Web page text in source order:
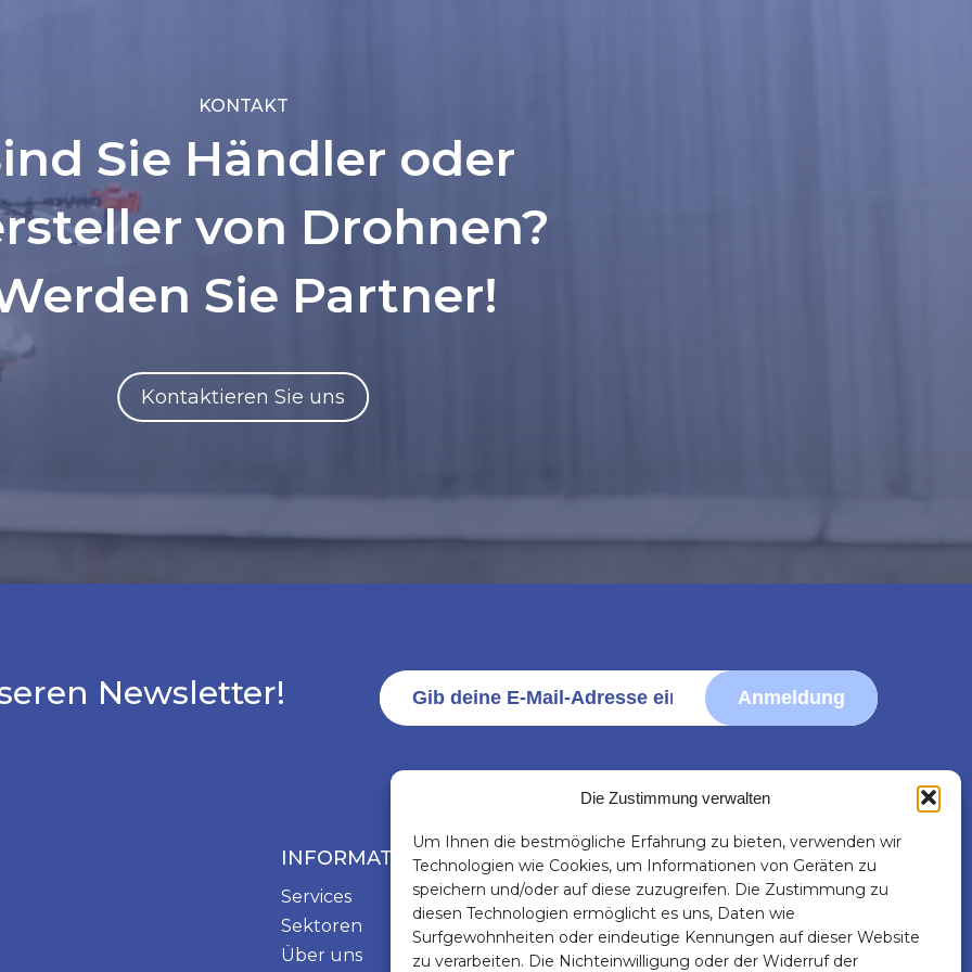
Die Zustimmung verwalten
Um Ihnen die bestmögliche Erfahrung zu bieten, verwenden wir
Technologien wie Cookies, um Informationen von Geräten zu
speichern und/oder auf diese zuzugreifen. Die Zustimmung zu
diesen Technologien ermöglicht es uns, Daten wie
Surfgewohnheiten oder eindeutige Kennungen auf dieser Website
zu verarbeiten. Die Nichteinwilligung oder der Widerruf der
KONTAKT
Sie Händler oder
von Drohnen?
Sie Partner!
Kontaktieren Sie uns
Newsletter! Anmeldung
INFORMATIONEN
Services
Sektoren
Über uns
KONTAKT
info@digisky.ch
FOLGEN SIE
UNS!